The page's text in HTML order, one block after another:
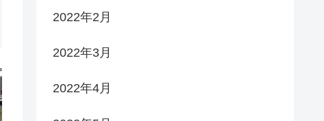
2022年2月
2022年3月
2022年4月